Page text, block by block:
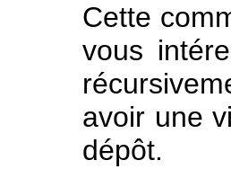
Cette
vous
avoir une
dépôt.